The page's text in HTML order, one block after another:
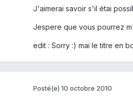
J'aimerai savoir s'il étai
Jespere que vous pourrez
edit : Sorry :) mai le titre en
Posté(e) 10 octobre 2010